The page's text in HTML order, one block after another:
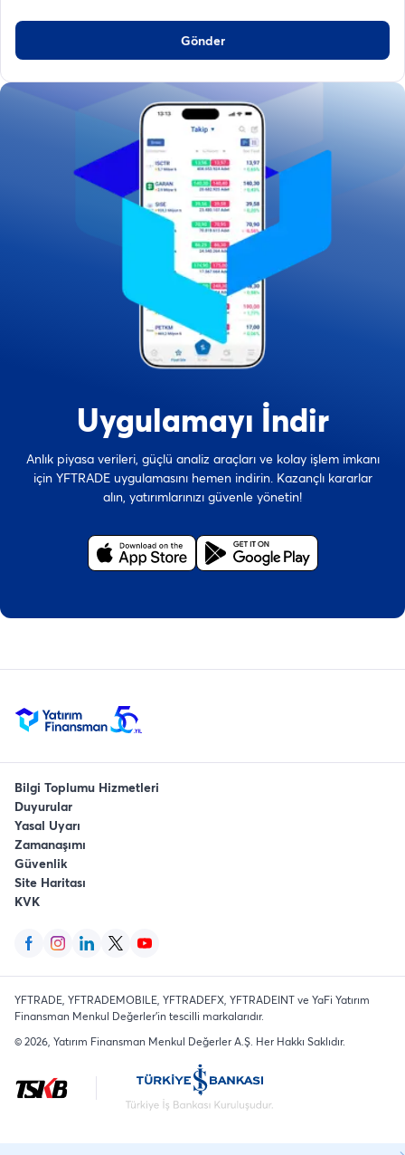
Gönder
Uygulamayı İndir
Anlık piyasa verileri, güçlü analiz araçları ve kolay işlem imkanı
için YFTRADE uygulamasını hemen indirin. Kazançlı kararlar
alın, yatırımlarınızı güvenle yönetin!
Bilgi Toplumu Hizmetleri
Duyurular
Yasal Uyarı
Zamanaşımı
Güvenlik
Site Haritası
KVK
YFTRADE, YFTRADEMOBILE, YFTRADEFX, YFTRADEINT ve YaFi Yatırım
Finansman Menkul Değerler'in tescilli markalarıdır.
©2026 , Yatırım Finansman Menkul Değerler A.Ş. Her Hakkı Saklıdır.